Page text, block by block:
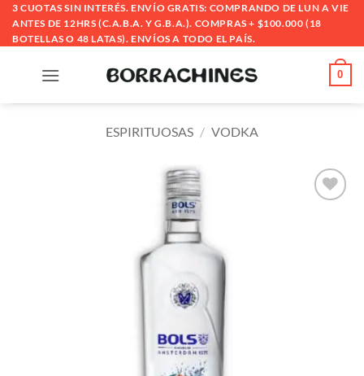
Saltar
contenido
3 CUOTAS SIN INTERÉS. ENVÍO GRATIS: COMPRANDO DE LUN A VIE
ANTES DE 12HRS (C.A.B.A. Y G.B.A.). COMPRAS + $100.000 (18
BOTELLAS O 48 LATAS). ENVÍOS A TODO EL PAÍS.
0
ESPIRITUOSAS / VODKA